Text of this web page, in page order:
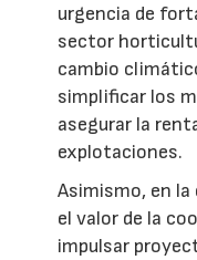
urgencia de
sector
cambio
simplificar los
asegurar la
explotaciones.
Asimismo, en la
el valor de la
impulsar